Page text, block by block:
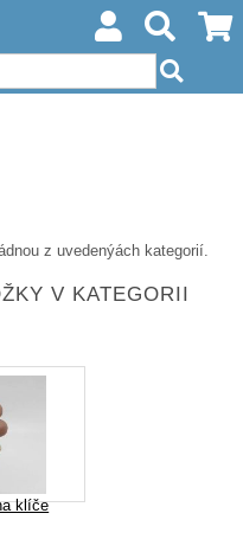
z uvedenýách kategorií.
V KATEGORII
klíče